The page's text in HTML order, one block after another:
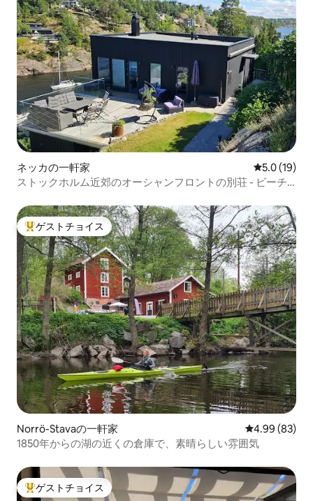
ネッカの一軒家 レビュー19
5.0 (19)
ストックホルム近郊のオーシャンフロントの別荘 - ビーチ
大好評のゲストチョイスです。
ゲストチョイス
Norrö-Stavaの一軒家 レビュー83
4.99 (83)
1850年からの湖の近くの倉庫で、素晴らしい雰囲気
大好評のゲストチョイスです。
ゲストチョイス